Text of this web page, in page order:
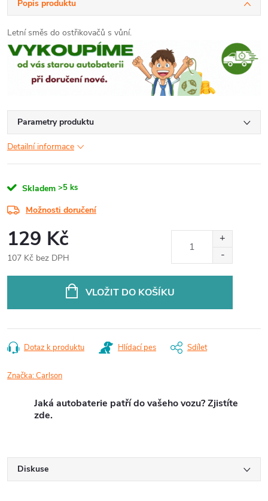
Popis produktu
Letní směs do ostřikovačů s vůní.
Parametry produktu
Detailní informace
Skladem >5 ks
Možnosti doručení
129 Kč
107 Kč bez DPH
VLOŽIT DO KOŠÍKU
Dotaz k produktu Hlídací pes Sdílet
Značka:Carlson
Jaká autobaterie patří do vašeho vozu? Zjistíte
zde.
Diskuse